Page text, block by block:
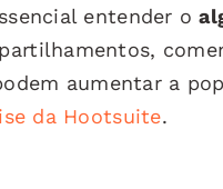
entender o
aumentar a
da Hootsuite.